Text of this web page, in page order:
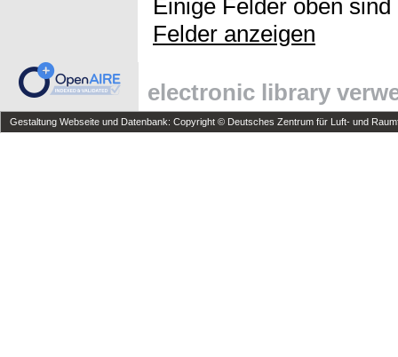
Einige Felder oben
Felder anzeigen
electronic library
Gestaltung Webseite und Datenbank: Copyright © Deutsches Zentrum für Luft- und